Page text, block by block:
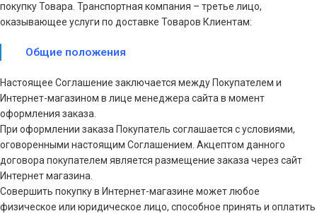
покупку Товара. Транспортная компания – третье лицо,
оказывающее услуги по доставке Товаров Клиентам:
Общие положения
Настоящее Соглашение заключается между Покупателем и
Интернет-магазином в лице менеджера сайта в момент
оформления заказа.
При оформлении заказа Покупатель соглашается с условиями,
оговоренными настоящим Соглашением. Акцептом данного
договора покупателем является размещение заказа через сайт
Интернет магазина.
Совершить покупку в Интернет-магазине может любое
физическое или юридическое лицо, способное принять и оплатить